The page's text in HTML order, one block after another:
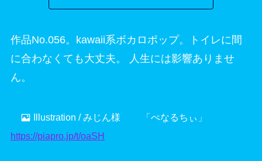
作品No.056。kawaii系ボカロポップ。トイレに間
に合わなくても大丈夫。 人生には影響ありませ
ん。
Illustration / みじん様 「ぺなるちぃ」
https://piapro.jp/t/oaSH